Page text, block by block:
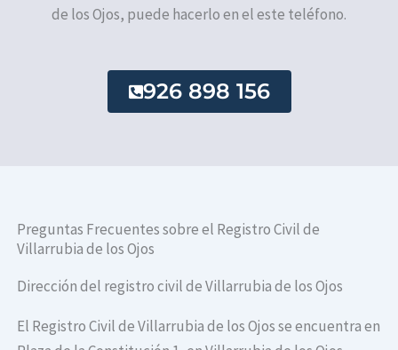
de los Ojos, puede hacerlo en el este teléfono.
926 898 156
Preguntas Frecuentes sobre el Registro Civil de
Villarrubia de los Ojos
Dirección del registro civil de Villarrubia de los Ojos
El Registro Civil de Villarrubia de los Ojos se encuentra en